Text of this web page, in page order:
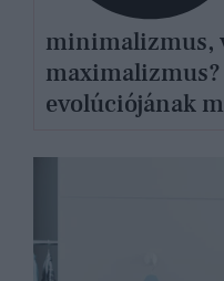
minimalizmus,
evolúciójának